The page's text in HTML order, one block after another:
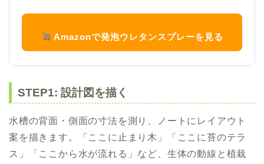
Amazonで発泡ウレタンスプレーを見る
STEP1: 設計図を描く
水槽の背面・側面の寸法を測り、ノートにレイアウト
案を描きます。「ここに止まり木」「ここに苔のテラ
ス」「ここから水が流れる」など、生体の動線と植栽